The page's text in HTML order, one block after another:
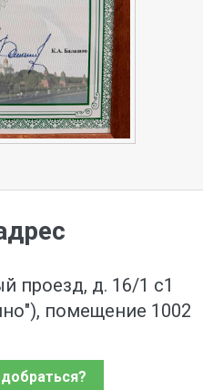
проезд, д. 16/1 с1
помещение 1002